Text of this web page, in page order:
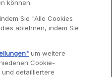
können.
Sie "Alle Cookies
ablehnen, indem Sie
um weitere
Cookie-
detailliertere